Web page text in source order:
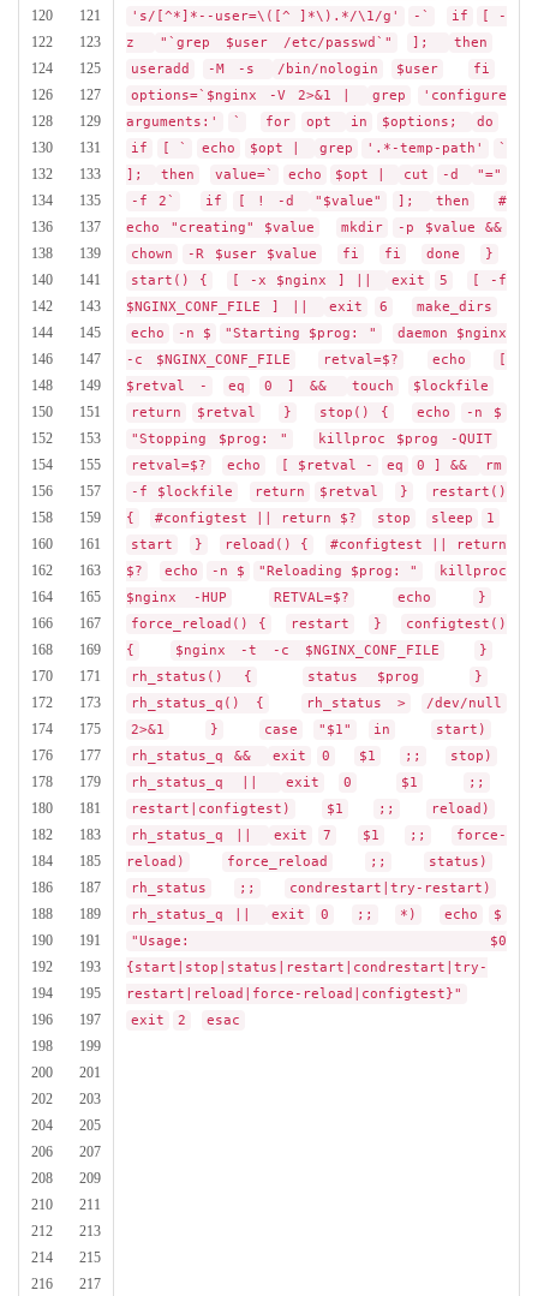
120 121
122 123
124 125
126 127
128 129
130 131
132 133
134 135
136 137
138 139
140 141
142 143
144 145
146 147
148 149
150 151
152 153
154 155
156 157
158 159
160 161
162 163
164 165
166 167
168 169
170 171
172 173
174 175
176 177
178 179
180 181
182 183
184 185
186 187
188 189
190 191
192 193
194 195
196 197
198 199
200 201
202 203
204 205
206 207
208 209
210 211
212 213
214 215
216 217
's/[^*]*--user=\([^ ]*\).*/\1/g'
-` if
[ -
z
"`grep $user /etc/passwd`" ];
then
useradd
-M -s /bin/nologin $user
fi
options=`$nginx -V 2>&1 |
grep
'configure
arguments:'
` for opt in $options;
do
if
[ ` echo $opt | grep '.*-temp-path'
`
];
then value=` echo $opt | cut -d
"="
-f 2`
if [ ! -d "$value" ]; then
#
echo "creating" $value
mkdir
-p $value &&
chown
-R $user $value fi fi done
}
start() {
[ -x $nginx ] || exit 5
[ -f
$NGINX_CONF_FILE ] ||
exit 6
make_dirs
echo
-n $ "Starting $prog: "
daemon $nginx
-c $NGINX_CONF_FILE
retval=$? echo
$retval -
eq 0 ] && touch
$lockfile
return
$retval } stop() { echo
-n $
"Stopping $prog: "
killproc $prog -QUIT
retval=$?
echo [ $retval - eq 0 ] &&
rm
-f $lockfile
return $retval }
restart()
{
#configtest || return $? stop sleep
1
start
} reload() {
#configtest || return
$?
echo -n $ "Reloading $prog: "
killproc
$nginx -HUP
RETVAL=$? echo
}
force_reload() {
restart }
configtest()
{
$nginx -t -c $NGINX_CONF_FILE
}
rh_status() {
status $prog
}
rh_status_q() {
rh_status >
/dev/null
2>&1
} case "$1" in
start)
rh_status_q &&
exit 0 $1 ;;
stop)
rh_status_q ||
exit 0 $1
;;
restart|configtest)
$1 ;;
reload)
rh_status_q ||
exit 7 $1 ;;
force-
reload)
force_reload ;;
status)
rh_status
;;
condrestart|try-restart)
rh_status_q ||
exit 0 ;; *) echo
$
"Usage: $0
{start|stop|status|restart|condrestart|try-
restart|reload|force-reload|configtest}"
exit
2 esac